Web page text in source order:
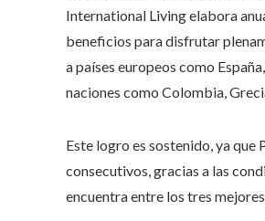
International Living elabora
beneficios para disfrutar
a países europeos como
naciones como Colombia,
Este logro es sostenido, ya que
consecutivos, gracias a las
encuentra entre los tres